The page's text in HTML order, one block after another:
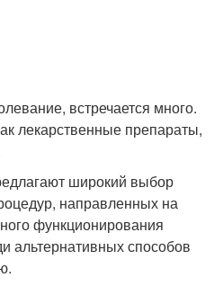
встречается много.
лекарственные препараты,
широкий выбор
направленных на
функционирования
альтернативных способов